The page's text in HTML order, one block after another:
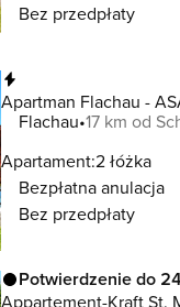
Bez przedpłaty
Apartman Flachau -
Flachau 17 km od
Apartament:2 łóżka
Bezpłatna anulacja
Bez przedpłaty
Potwierdzenie do
Appartement-Kraft St.